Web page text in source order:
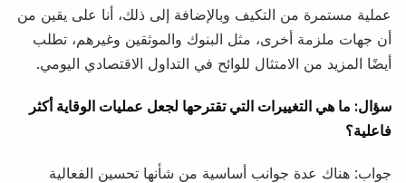
عملية مستمرة من التكيف وبالإضافة إلى ذلك، أنا على يقين من
أن جهات ملزمة أخرى، مثل البنوك والموثقين وغيرهم، تطلب
أيضًا المزيد من الامتثال للوائح في التداول الاقتصادي اليومي.
سؤال: ما هي التغييرات التي تقترحها لجعل عمليات الوقاية أكثر
فاعلية؟
جواب: هناك عدة جوانب أساسية من شأنها تحسين الفعالية